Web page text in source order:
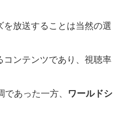
放送することは当然の選
ンテンツであり、視聴率
あった一方、 ワールドシ